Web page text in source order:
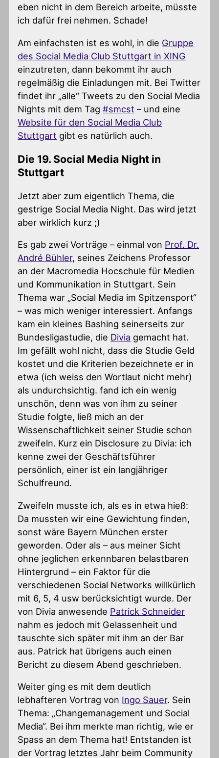
eben nicht in dem Bereich arbeite, müsste
ich dafür frei nehmen. Schade!
Am einfachsten ist es wohl, in die Gruppe
des Social Media Club Stuttgart in XING
einzutreten, dann bekommt ihr auch
regelmäßig die Einladungen mit. Bei Twitter
findet ihr „alle“ Tweets zu den Social Media
Nights mit dem Tag#smcst – und eine
Website für den Social Media Club
Stuttgart gibt es natürlich auch.
Die 19. Social Media Night in
Stuttgart
Jetzt aber zum eigentlich Thema, die
gestrige Social Media Night. Das wird jetzt
aber wirklich kurz ;)
Es gab zwei Vorträge – einmal von Prof. Dr.
André Bühler, seines Zeichens Professor
an der Macromedia Hocschule für Medien
und Kommunikation in Stuttgart. Sein
Thema war „Social Media im Spitzensport“
– was mich weniger interessiert. Anfangs
kam ein kleines Bashing seinerseits zur
Bundesligastudie, die Divia gemacht hat.
Im gefällt wohl nicht, dass die Studie Geld
kostet und die Kriterien bezeichnete er in
etwa (ich weiss den Wortlaut nicht mehr)
als undurchsichtig. fand ich ein wenig
unschön, denn was von ihm zu seiner
Studie folgte, ließ mich an der
Wissenschaftlichkeit seiner Studie schon
zweifeln. Kurz ein Disclosure zu Divia: ich
kenne zwei der Geschäftsführer
persönlich, einer ist ein langjähriger
Schulfreund.
Zweifeln musste ich, als es in etwa hieß:
Da mussten wir eine Gewichtung finden,
sonst wäre Bayern München erster
geworden. Oder als – aus meiner Sicht
ohne jeglichen erkennbaren belastbaren
Hintergrund – ein Faktor für die
verschiedenen Social Networks willkürlich
mit 6, 5, 4 usw berücksichtigt wurde. Der
von Divia anwesende Patrick Schneider
nahm es jedoch mit Gelassenheit und
tauschte sich später mit ihm an der Bar
aus. Patrick hat übrigens auch einen
Bericht zu diesem Abend geschrieben.
Weiter ging es mit dem deutlich
lebhafteren Vortrag von Ingo Sauer. Sein
Thema: „Changemanagement und Social
Media“. Bei ihm merkte man richtig, wie er
Spass an dem Thema hat! Entstanden ist
der Vortrag letztes Jahr beim Community